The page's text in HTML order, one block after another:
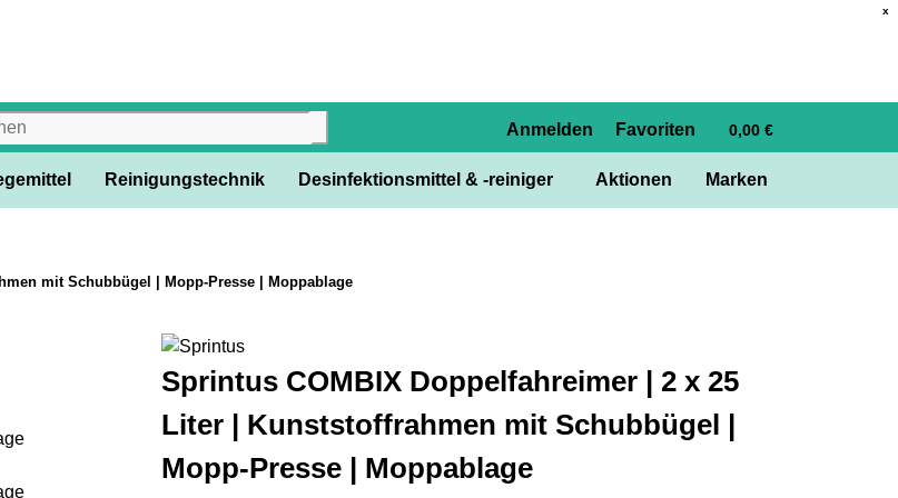
Anmelden Favoriten 0,00 €
Reinigungstechnik Desinfektionsmittel & -reiniger Aktionen Marken
mit Schubbügel | Mopp-Presse | Moppablage
Sprintus COMBIX Doppelfahreimer | 2 x 25
Liter | Kunststoffrahmen mit Schubbügel |
Mopp-Presse | Moppablage
x